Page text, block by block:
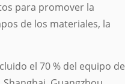
para promover la
de los materiales, la
el 70 % del equipo de